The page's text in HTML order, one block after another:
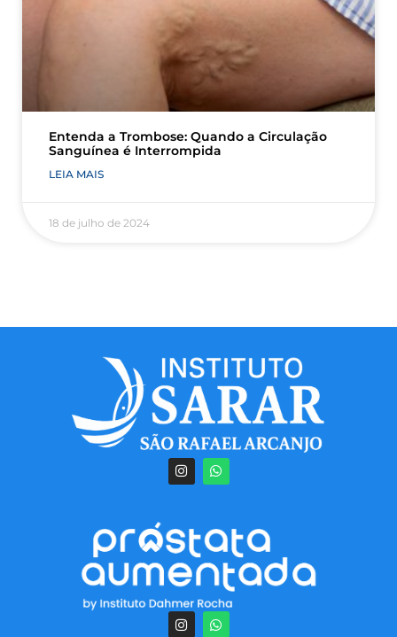
Entenda a Trombose: Quando a Circulação
Sanguínea é Interrompida
LEIA MAIS
18 de julho de 2024